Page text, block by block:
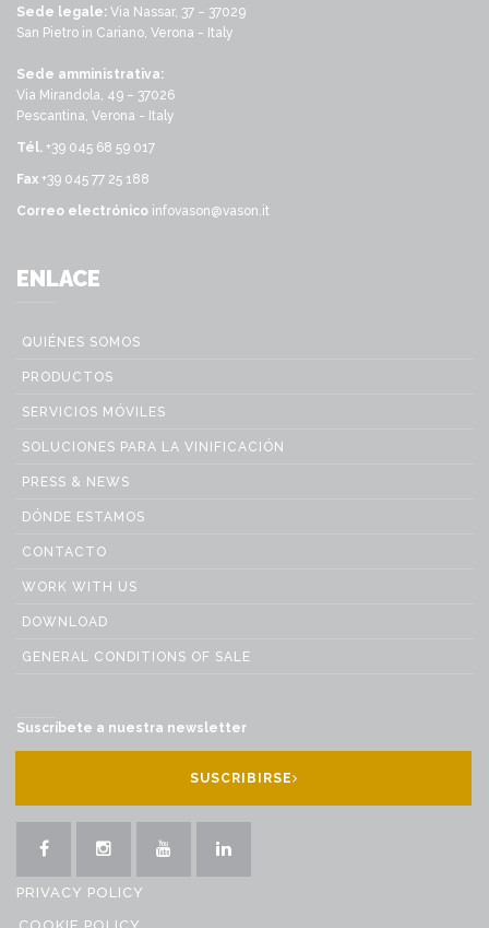
Sede legale: Via Nassar, 37 – 37029
San Pietro in Cariano, Verona - Italy
Sede amministrativa:
Via Mirandola, 49 – 37026
Pescantina, Verona - Italy
Tél. +39 045 68 59 017
Fax +39 045 77 25 188
Correo electrónico infovason@vason.it
ENLACE
QUIÉNES SOMOS
PRODUCTOS
SERVICIOS MÓVILES
SOLUCIONES PARA LA VINIFICACIÓN
PRESS & NEWS
DÓNDE ESTAMOS
CONTACTO
WORK WITH US
DOWNLOAD
GENERAL CONDITIONS OF SALE
Suscríbete a nuestra newsletter
SUSCRIBIRSE
PRIVACY POLICY